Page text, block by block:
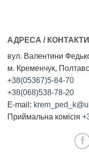
АДРЕСА / КОНТАКТИ
вул. Валентини
м. Кременчук,
+38(05367)5-84-70
+38(068)538-78-20
E-mail:
Приймальна комісія